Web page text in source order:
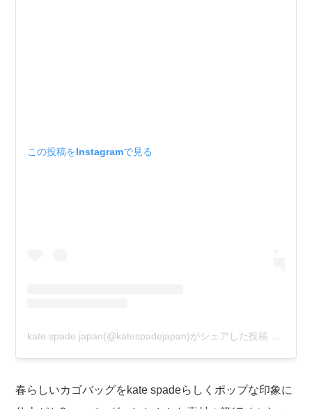
この投稿をInstagramで見る
kate spade japan(@katespadejapan)がシェアした投稿
春らしいカゴバッグをkate spadeらしくポップな印象に